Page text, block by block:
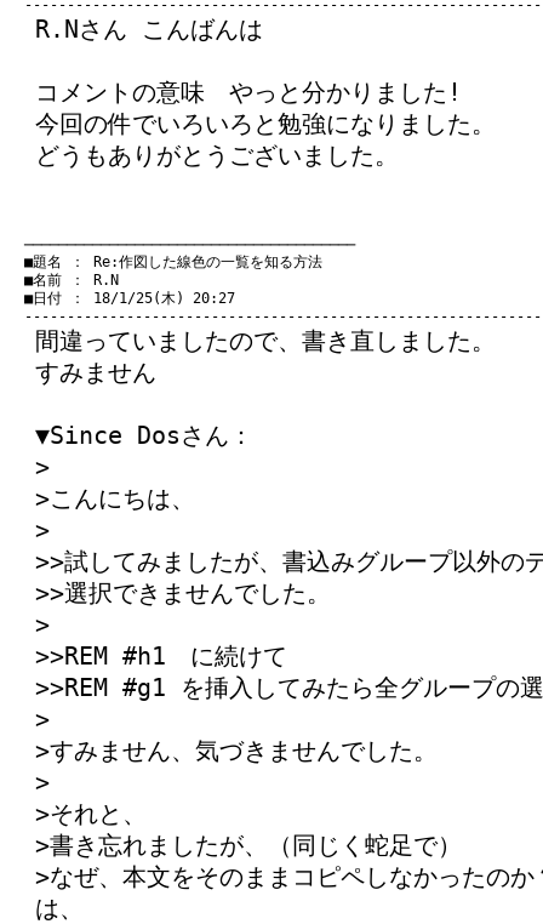
R.Nさん こんばんは
コメントの意味 やっと分かりました!
今回の件でいろいろと勉強になりました。
どうもありがとうございました。
───────────────────────────────────────
■題名 ： Re:作図した線色の一覧を知る方法
■名前 ： R.N
■日付 ： 18/1/25(木) 20:27
間違っていましたので、書き直しました。
すみません
▼Since Dosさん：
>
>こんにちは、
>
>>試してみましたが、書込みグループ以外の
>>選択できませんでした。
>
>>REM #h1 に続けて
>>REM #g1 を挿入してみたら全グループの
>
>すみません、気づきませんでした。
>
>それと、
>書き忘れましたが、（同じく蛇足で）
>なぜ、本文をそのままコピペしなかったの
は、